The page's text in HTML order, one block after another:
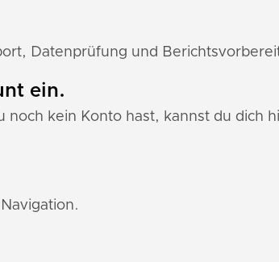
Datenprüfung und
ein.
noch kein Konto hast, kannst du dich